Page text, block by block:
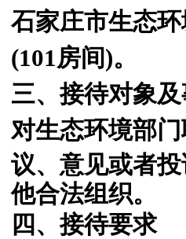
石家庄市生态
(101房间)。
三、接待对象
对生态环境部
议、意见或者
他合法组织。
四、接待要求